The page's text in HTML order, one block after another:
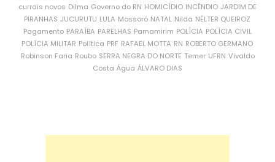
currais novos Dilma Governo do RN HOMICÍDIO INCÊNDIO JARDIM DE
PIRANHAS JUCURUTU LULA Mossoró NATAL Nilda NÉLTER QUEIROZ
Pagamento PARAÍBA PARELHAS Parnamirim POLÍCIA POLÍCIA CIVIL
POLÍCIA MILITAR Política PRF RAFAEL MOTTA RN ROBERTO GERMANO
Robinson Faria Roubo SERRA NEGRA DO NORTE Temer UFRN Vivaldo
Costa Água ÁLVARO DIAS